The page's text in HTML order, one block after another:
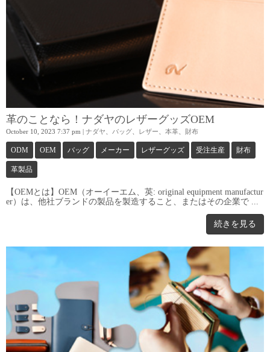
革のことなら！ナダヤのレザーグッズOEM
October 10, 2023 7:37 pm | ナダヤ バッグ レザー 本革 財布
ODM OEM バッグ メーカー レザーグッズ 受注生産 財布
革製品
【OEMとは】OEM（オーイーエム、英: original equipment manufactur
er）は、他社ブランドの製品を製造すること、またはその企業で ...
続きを見る